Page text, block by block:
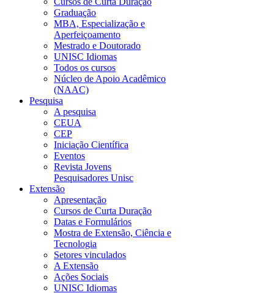
Graduação
MBA, Especialização e
Aperfeiçoamento
Mestrado e Doutorado
UNISC Idiomas
Todos os cursos
Núcleo de Apoio Acadêmico
(NAAC)
Pesquisa
A pesquisa
CEUA
CEP
Iniciação Científica
Eventos
Revista Jovens
Pesquisadores Unisc
Extensão
Apresentação
Cursos de Curta Duração
Datas e Formulários
Mostra de Extensão, Ciência e
Tecnologia
Setores vinculados
A Extensão
Ações Sociais
UNISC Idiomas